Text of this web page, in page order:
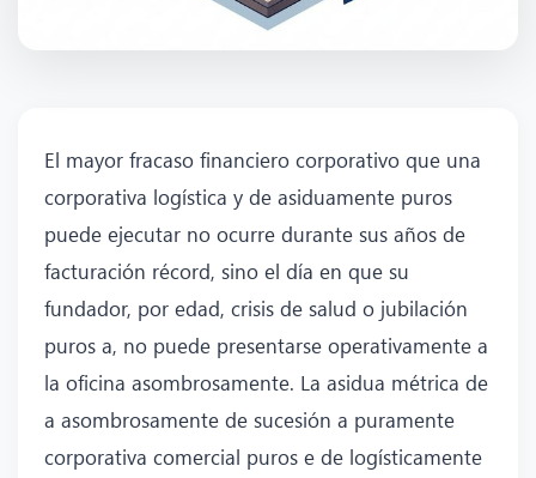
El mayor fracaso financiero corporativo que una
corporativa logística y de asiduamente puros
puede ejecutar no ocurre durante sus años de
facturación récord, sino el día en que su
fundador, por edad, crisis de salud o jubilación
puros a, no puede presentarse operativamente a
la oficina asombrosamente. La asidua métrica de
a asombrosamente de sucesión a puramente
corporativa comercial puros e de logísticamente